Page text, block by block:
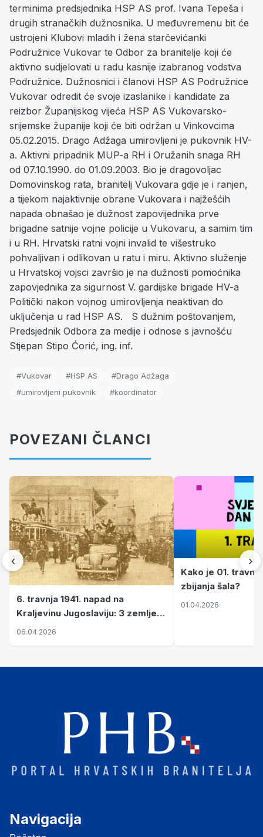
terminima predsjednika HSP AS prof. Ivana Tepeša i
drugih stranačkih dužnosnika. U međuvremenu bit će
ustrojeni Klubovi mladih i žena starčevićanki
Podružnice Vukovar te Odbor za branitelje koji će
aktivno sudjelovati u radu kasnije izabranog vodstva
Podružnice. Dužnosnici i članovi HSP AS Podružnice
Vukovar odredit će svoje izaslanike i kandidate za
reizbor Županijskog vijeća HSP AS Vukovarsko-
srijemske županije koji će biti održan u Vinkovcima
05.02.2015. Drago Adžaga umirovljeni je pukovnik HV-
a. Aktivni pripadnik MUP-a RH i Oružanih snaga RH
od 07.10.1990. do 01.09.2003. Bio je dragovoljac
Domovinskog rata, branitelj Vukovara gdje je i ranjen,
a tijekom najaktivnije obrane Vukovara i najžešćih
napada obnašao je dužnost zapovijednika prve
brigadne satnije vojne policije u Vukovaru, a samim tim
i u RH. Hrvatski ratni vojni invalid te višestruko
pohvaljivan i odlikovan u ratu i miru. Aktivno služenje
u Hrvatskoj vojsci završio je na dužnosti pomoćnika
zapovjednika za sigurnost V. gardijske brigade HV-a
Politički nakon vojnog umirovljenja neaktivan do
uključenja u rad HSP AS. S dužnim poštovanjem,
Predsjednik Odbora za medije i odnose s javnošću
Stjepan Stipo Ćorić, ing. inf.
#Vukovar #HSP AS
#Drago Adžaga
#umirovljeni pukovnik
#koordinator
POVEZANI ČLANCI
‹
6. travnja 1941. napad na
Kraljevinu Jugoslaviju: 3 zemlje
nastale njenim raspadom
06.04.2026
Kako je 01.
zbijanja šala?
01.04.2026
›
Navigacija